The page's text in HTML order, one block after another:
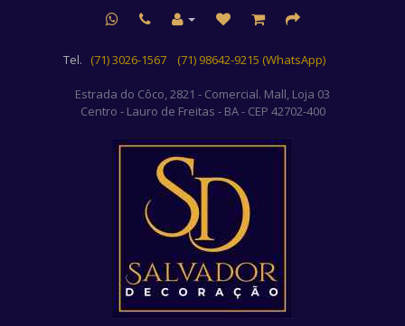
Tel. (71) 3026-1567 (71) 98642-9215 (WhatsApp)
Estrada do Côco, 2821 - Comercial. Mall, Loja 03
Centro - Lauro de Freitas - BA - CEP 42702-400